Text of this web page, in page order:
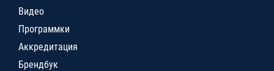
Видео
Программки
Аккредитация
Брендбук